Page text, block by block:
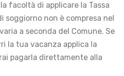
facoltà di applicare la Tassa
soggiorno non è compresa nel
a seconda del Comune. Se
la tua vacanza applica la
pagarla direttamente alla